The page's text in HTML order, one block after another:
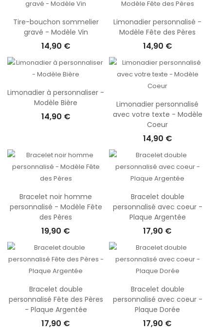
Tire-bouchon sommelier
gravé - Modèle Vin
14,90 €
Limonadier personnalisé -
Modèle Fête des Pères
14,90 €
Limonadier à personnaliser -
Modèle Bière
14,90 €
Limonadier personnalisé
avec votre texte - Modèle
Coeur
14,90 €
Bracelet noir homme
personnalisé - Modèle Fête
des Pères
19,90 €
Bracelet double
personnalisé avec coeur -
Plaque Argentée
17,90 €
Bracelet double
personnalisé Fête des Pères
- Plaque Argentée
17,90 €
Bracelet double
personnalisé avec coeur -
Plaque Dorée
17,90 €